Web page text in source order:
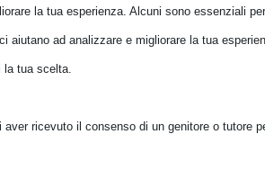
che all’interno, caldo e
il suo contenuto.
la tua esperienza. Alcuni sono essenziali
aiutano ad analizzare e migliorare la tua
tua scelta.
ricevuto il consenso di un genitore o tutore